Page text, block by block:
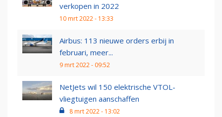
verkopen in 2022
10 mrt 2022 - 13:33
Airbus: 113 nieuwe orders erbij in
februari, meer...
9 mrt 2022 - 09:52
NetJets wil 150 elektrische VTOL-
vliegtuigen aanschaffen
8 mrt 2022 - 13:02